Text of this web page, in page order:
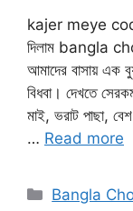
kajer meye coda
দিলাম bangla
আমাদের বাসায় এক
বিধবা। দেখতে
মাই, ভরাট পাছা,
… Read more
Categories
Bangla